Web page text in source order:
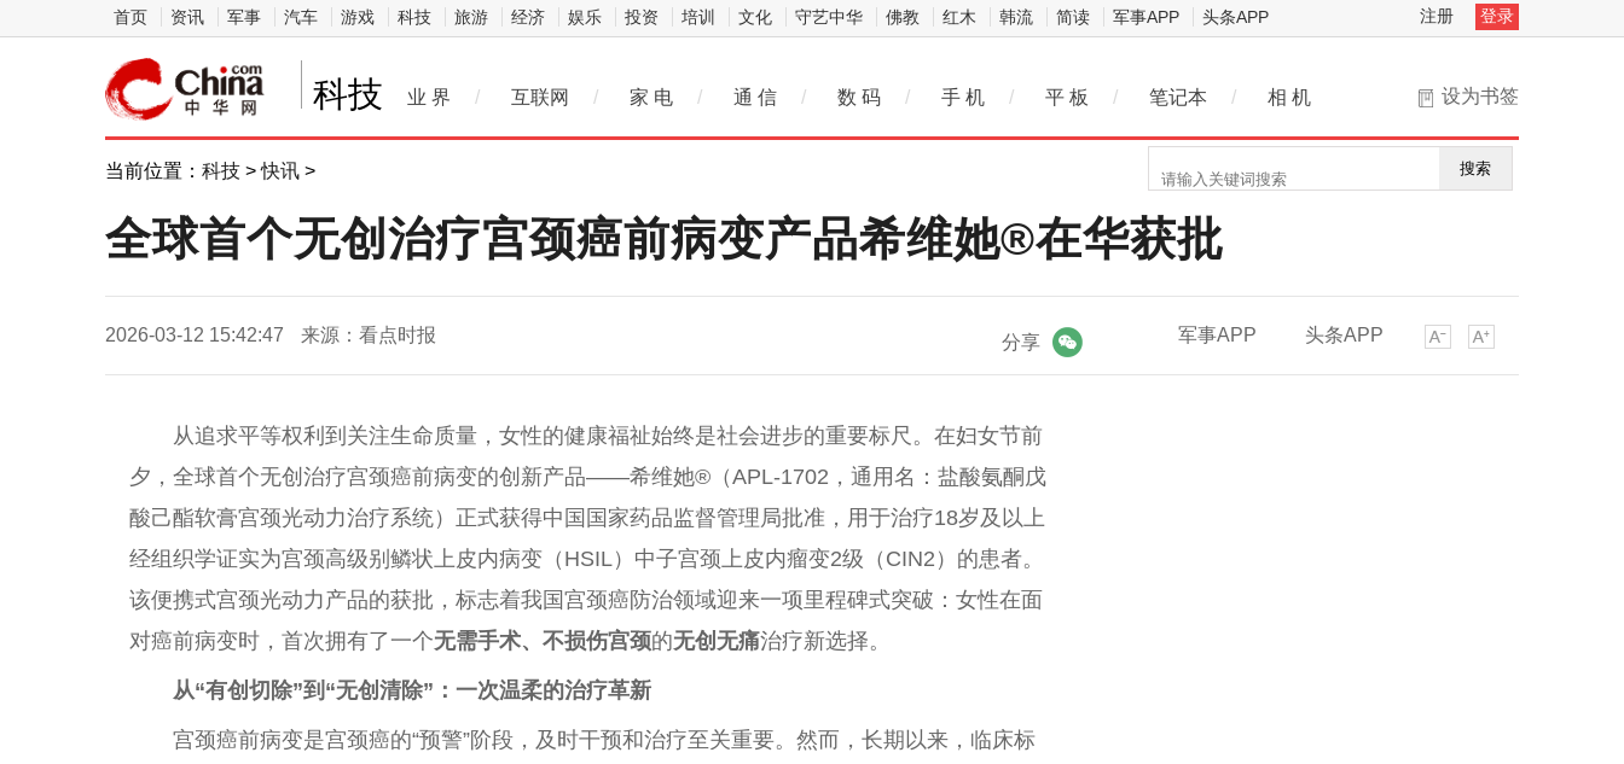
首页 资讯 军事 汽车 游戏 科技 旅游 经济 娱乐 投资 培训 文化 守艺中华 佛教 红木 韩流 简读 军事APP 头条APP 注册 登录
科技 设为书签
业 界 / 互联网 / 家 电 / 通 信 / 数 码 / 手 机 / 平 板 / 笔记本 / 相 机
当前位置： 科技 >快讯 > 搜索
全球首个无创治疗宫颈癌前病变产品希维她®在华获批
2026-03-12 15:42:47 来源：看点时报 军事APP 头条APP
分享
从追求平等权利到关注生命质量，女性的健康福祉始终是社会进步的重要标尺。在妇女节前
夕，全球首个无创治疗宫颈癌前病变的创新产品——希维她®（APL-1702，通用名：盐酸氨酮戊
酸己酯软膏宫颈光动力治疗系统）正式获得中国国家药品监督管理局批准，用于治疗18岁及以上
经组织学证实为宫颈高级别鳞状上皮内病变（HSIL）中子宫颈上皮内瘤变2级（CIN2）的患者。
该便携式宫颈光动力产品的获批，标志着我国宫颈癌防治领域迎来一项里程碑式突破：女性在面
对癌前病变时，首次拥有了一个无需手术、不损伤宫颈的无创无痛治疗新选择。
从“有创切除”到“无创清除”：一次温柔的治疗革新
宫颈癌前病变是宫颈癌的“预警”阶段，及时干预和治疗至关重要。然而，长期以来，临床标